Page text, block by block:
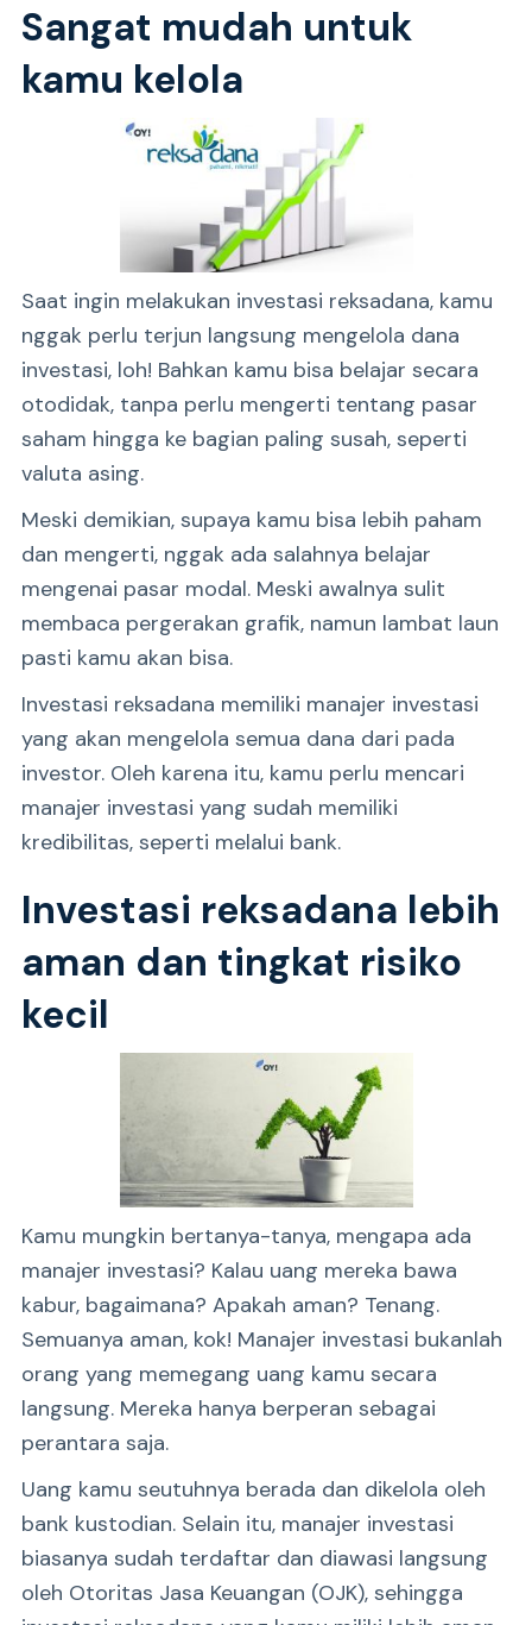
Sangat mudah untuk
kamu kelola
Saat ingin melakukan investasi reksadana, kamu
nggak perlu terjun langsung mengelola dana
investasi, loh! Bahkan kamu bisa belajar secara
otodidak, tanpa perlu mengerti tentang pasar
saham hingga ke bagian paling susah, seperti
valuta asing.
Meski demikian, supaya kamu bisa lebih paham
dan mengerti, nggak ada salahnya belajar
mengenai pasar modal. Meski awalnya sulit
membaca pergerakan grafik, namun lambat laun
pasti kamu akan bisa.
Investasi reksadana memiliki manajer investasi
yang akan mengelola semua dana dari pada
investor. Oleh karena itu, kamu perlu mencari
manajer investasi yang sudah memiliki
kredibilitas, seperti melalui bank.
Investasi reksadana lebih
aman dan tingkat risiko
kecil
Kamu mungkin bertanya-tanya, mengapa ada
manajer investasi? Kalau uang mereka bawa
kabur, bagaimana? Apakah aman? Tenang.
Semuanya aman, kok! Manajer investasi bukanlah
orang yang memegang uang kamu secara
langsung. Mereka hanya berperan sebagai
perantara saja.
Uang kamu seutuhnya berada dan dikelola oleh
bank kustodian. Selain itu, manajer investasi
biasanya sudah terdaftar dan diawasi langsung
oleh Otoritas Jasa Keuangan (OJK), sehingga